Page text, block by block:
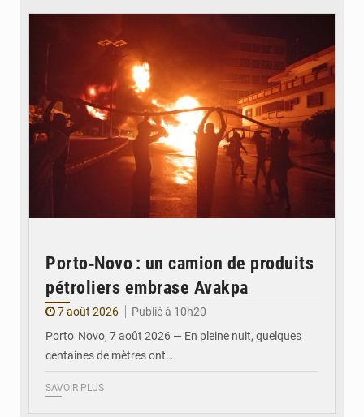
Porto‑Novo : un camion de produits
pétroliers embrase Avakpa
7 août 2026
Publié à 10h20
Porto‑Novo, 7 août 2026 — En pleine nuit, quelques
centaines de mètres ont…
SAVOIR PLUS